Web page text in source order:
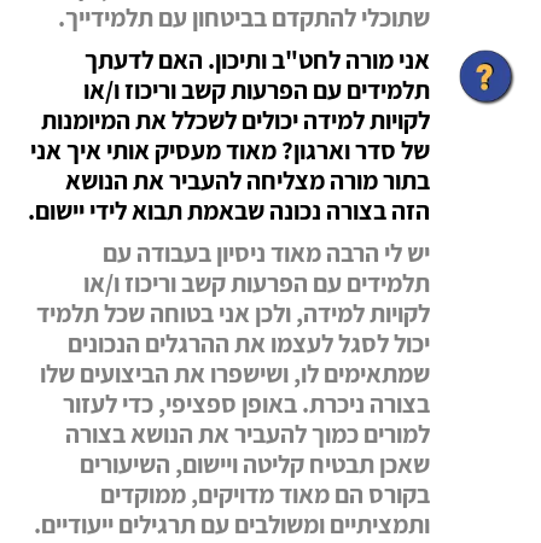
שתוכלי להתקדם בביטחון עם תלמידייך.
אני מורה לחט"ב ותיכון. האם לדעתך
תלמידים עם הפרעות קשב וריכוז ו/או
לקויות למידה יכולים לשכלל את המיומנות
של סדר וארגון? מאוד מעסיק אותי איך אני
בתור מורה מצליחה להעביר את הנושא
הזה בצורה נכונה שבאמת תבוא לידי יישום.
יש לי הרבה מאוד ניסיון בעבודה עם
תלמידים עם הפרעות קשב וריכוז ו/או
לקויות למידה, ולכן אני בטוחה שכל תלמיד
יכול לסגל לעצמו את ההרגלים הנכונים
שמתאימים לו, ושישפרו את הביצועים שלו
בצורה ניכרת.באופן ספציפי, כדי לעזור
למורים כמוך להעביר את הנושא בצורה
שאכן תבטיח קליטה ויישום, השיעורים
בקורס הם מאוד מדויקים, ממוקדים
ותמציתיים ומשולבים עם תרגילים ייעודיים.